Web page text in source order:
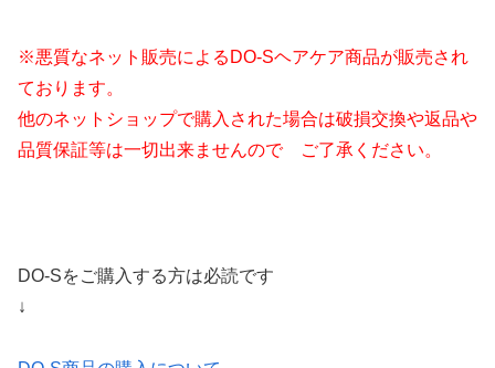
※悪質なネット販売によるDO-Sヘアケア商品が販売され
ております。
他のネットショップで購入された場合は破損交換や返品や
品質保証等は一切出来ませんので ご了承ください。
DO-Sをご購入する方は必読です
↓